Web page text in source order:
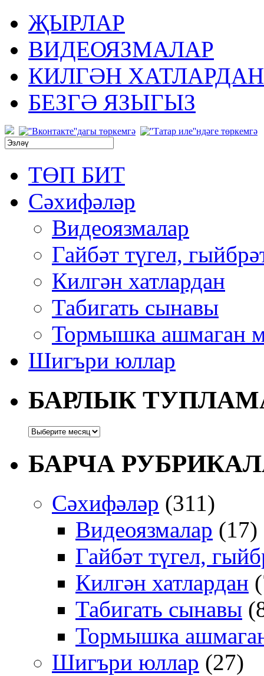
ҖЫРЛАР
ВИДЕОЯЗМАЛАР
КИЛГӘН ХАТЛАРДАН
БЕЗГӘ ЯЗЫГЫЗ
ТӨП БИТ
Сәхифәләр
Видеоязмалар
Гайбәт түгел,
Килгән хатлардан
Табигать сынавы
Тормышка ашмаган
Шигъри юллар
БАРЛЫК
БАРЧА
Сәхифәләр (311)
Видеоязмалар (17)
Гайбәт түгел,
Килгән хатлардан
Табигать сынавы
Тормышка
Шигъри юллар (27)